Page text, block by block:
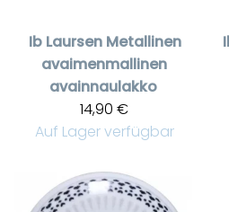
Ib Laursen Metallinen
avaimenmallinen
avainnaulakko
14,90 €
Auf Lager verfügbar